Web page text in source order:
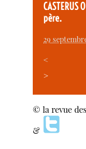
père.
29
<
>
© la revue
&